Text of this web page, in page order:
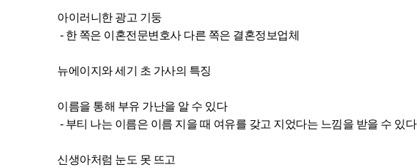
아이러니한 광고 기둥
- 한 쪽은 이혼전문변호사 다른 쪽은 결혼정보업체
뉴에이지와 세기 초 가사의 특징
이름을 통해 부유 가난을 알 수 있다
- 부티 나는 이름은 이름 지을 때 여유를 갖고 지었다는 느낌을 받을 수 있다
신생아처럼 눈도 못 뜨고